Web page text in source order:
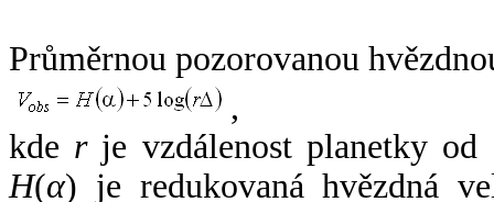
Průměrnou pozorovanou
,
kde rje vzdálenost planetky od
H(α) je redukovaná hvězdná